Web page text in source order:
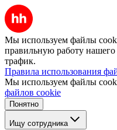
Мы используем файлы
правильную работу нашего
трафик.
Правила использования
Мы используем файлы
файлов cookie
Понятно
Ищу сотрудника